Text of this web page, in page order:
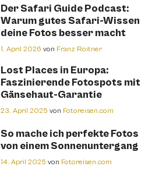
Der Safari Guide Podcast:
Warum gutes Safari-Wissen
deine Fotos besser macht
1. April 2026 von Franz Roitner
Lost Places in Europa:
Faszinierende Fotospots mit
Gänsehaut-Garantie
23. April 2025 von Fotoreisen.com
So mache ich perfekte Fotos
von einem Sonnenuntergang
14. April 2025 von Fotoreisen.com